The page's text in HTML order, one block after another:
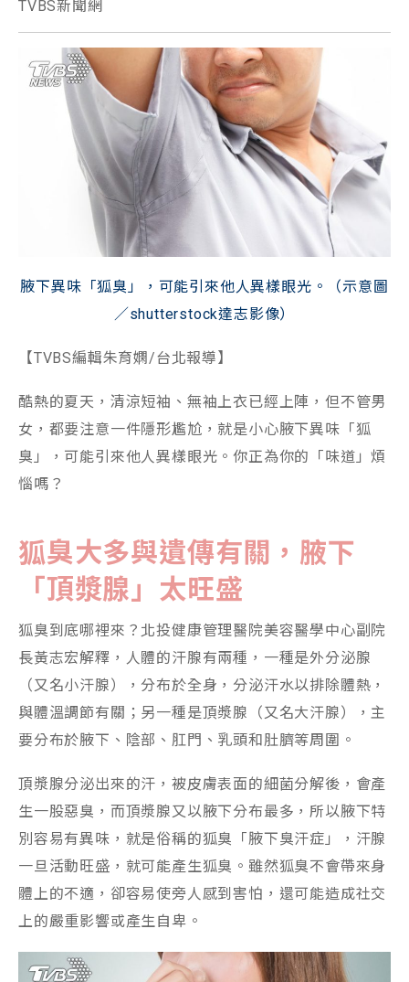
TVBS新聞網
腋下異味「狐臭」，可能引來他人異樣眼光。（示意圖
／shutterstock達志影像）
【TVBS編輯朱育嫻/台北報導】
酷熱的夏天，清涼短袖、無袖上衣已經上陣，但不管男
女，都要注意一件隱形尷尬，就是小心腋下異味「狐
臭」，可能引來他人異樣眼光。你正為你的「味道」煩
惱嗎？
狐臭大多與遺傳有關，腋下
「頂漿腺」太旺盛
狐臭到底哪裡來？北投健康管理醫院美容醫學中心副院
長黃志宏解釋，人體的汗腺有兩種，一種是外分泌腺
（又名小汗腺），分布於全身，分泌汗水以排除體熱，
與體溫調節有關；另一種是頂漿腺（又名大汗腺），主
要分布於腋下、陰部、肛門、乳頭和肚臍等周圍。
頂漿腺分泌出來的汗，被皮膚表面的細菌分解後，會產
生一股惡臭，而頂漿腺又以腋下分布最多，所以腋下特
別容易有異味，就是俗稱的狐臭「腋下臭汗症」，汗腺
一旦活動旺盛，就可能產生狐臭。雖然狐臭不會帶來身
體上的不適，卻容易使旁人感到害怕，還可能造成社交
上的嚴重影響或產生自卑。